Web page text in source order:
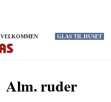
VELKOMMEN GLAS TIL HUSET
Alm. ruder